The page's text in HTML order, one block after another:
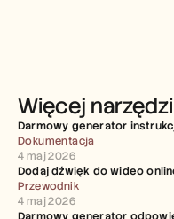
Więcej narzędzi
Darmowy generator
Dokumentacja
4 maj 2026
Dodaj dźwięk do wideo
Przewodnik
4 maj 2026
Darmowy generator